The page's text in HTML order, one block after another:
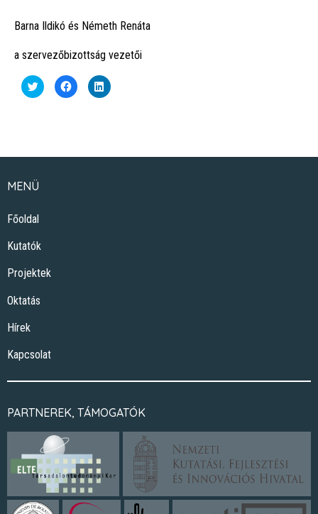
Barna Ildikó és Németh Renáta
a szervezőbizottság vezetői
Click
to
share
Click
to
share
Click
to
MENÜ
Főoldal
Kutatók
Projektek
Oktatás
Hírek
Kapcsolat
PARTNEREK, TÁMOGATÓK